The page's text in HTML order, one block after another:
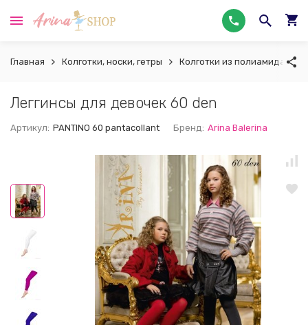
Главная Колготки, носки, гетры Колготки из полиамида
Леггинсы для девочек 60 den
Артикул: PANTINO 60 pantacollant Бренд: Arina Balerina